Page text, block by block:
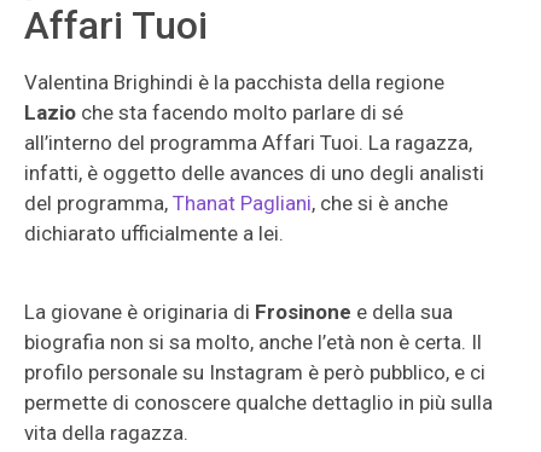
Affari Tuoi
Valentina Brighindi è la pacchista della regione
Lazio che sta facendo molto parlare di sé
all’interno del programma Affari Tuoi. La ragazza,
infatti, è oggetto delle avances di uno degli analisti
del programma, Thanat Pagliani, che si è anche
dichiarato ufficialmente a lei.
La giovane è originaria di Frosinone e della sua
biografia non si sa molto, anche l’età non è certa. Il
profilo personale su Instagram è però pubblico, e ci
permette di conoscere qualche dettaglio in più sulla
vita della ragazza.